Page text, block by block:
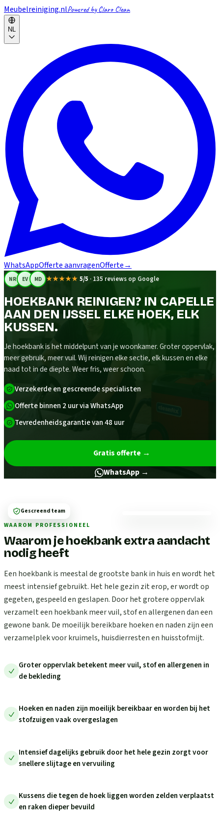
Meubelreiniging.nlPowered by Claro Clean
NL
WhatsAppOfferte aanvragenOfferte→
NR EV MD ★★★★★ 5/5 · 135 reviews op Google
HOEKBANK REINIGEN? IN CAPELLE
AAN DEN IJSSEL ELKE HOEK, ELK
KUSSEN.
Je hoekbank is het middelpunt van je woonkamer. Groter oppervlak,
meer gebruik, meer vuil. Wij reinigen elke sectie, elk kussen en elke
naad tot in de diepte. Weer fris, weer schoon.
Verzekerde en gescreende specialisten
Offerte binnen 2 uur via WhatsApp
Tevredenheidsgarantie van 48 uur
Gratis offerte →
WhatsApp →
WAAROM PROFESSIONEEL
Waarom je hoekbank extra aandacht
nodig heeft
Een hoekbank is meestal de grootste bank in huis en wordt het
meest intensief gebruikt. Het hele gezin zit erop, er wordt op
gegeten, gespeeld en geslapen. Door het grotere oppervlak
verzamelt een hoekbank meer vuil, stof en allergenen dan een
gewone bank. De moeilijk bereikbare hoeken en naden zijn een
verzamelplek voor kruimels, huisdierresten en huisstofmijt.
Groter oppervlak betekent meer vuil, stof en allergenen in
de bekleding
Hoeken en naden zijn moeilijk bereikbaar en worden bij het
stofzuigen vaak overgeslagen
Intensief dagelijks gebruik door het hele gezin zorgt voor
snellere slijtage en vervuiling
Kussens die tegen de hoek liggen worden zelden verplaatst
en raken dieper bevuild
Gescreend team